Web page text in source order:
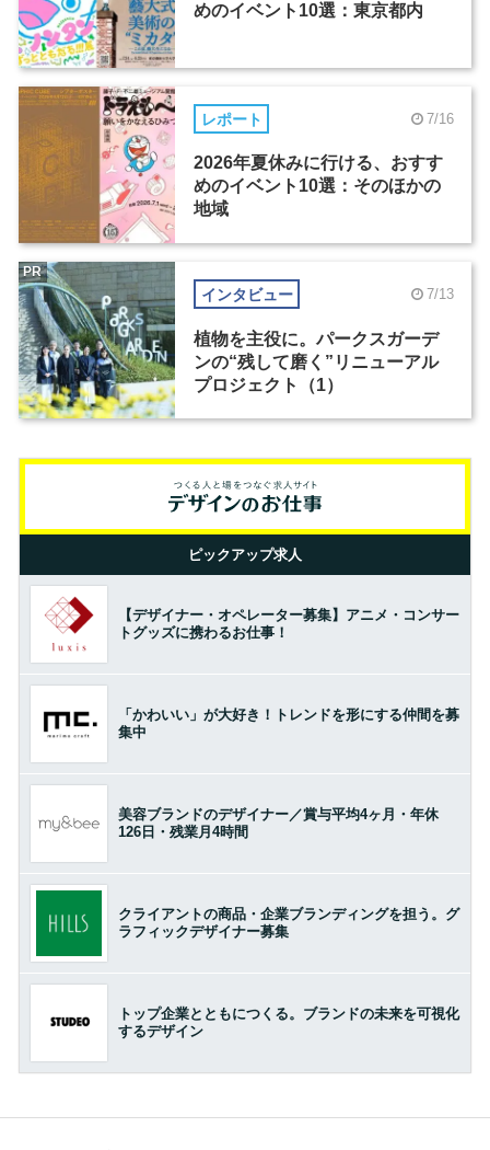
めのイベント10選：東京都内
レポート 7/16
2026年夏休みに行ける、おすす
めのイベント10選：そのほかの
地域
インタビュー 7/13
植物を主役に。パークスガーデ
ンの“残して磨く”リニューアル
プロジェクト（1）
PR
ピックアップ求人
【デザイナー・オペレーター募集】アニメ・コンサー
トグッズに携わるお仕事！
「かわいい」が大好き！トレンドを形にする仲間を募
集中
美容ブランドのデザイナー／賞与平均4ヶ月・年休
126日・残業月4時間
クライアントの商品・企業ブランディングを担う。グ
ラフィックデザイナー募集
トップ企業とともにつくる。ブランドの未来を可視化
するデザイン